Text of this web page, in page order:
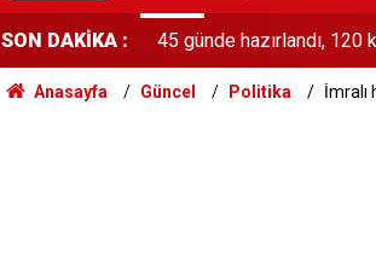
SON DAKİKA : Sapanca Gölü’nde su
50 ülkeden genç
Anasayfa Güncel Politika İmralı